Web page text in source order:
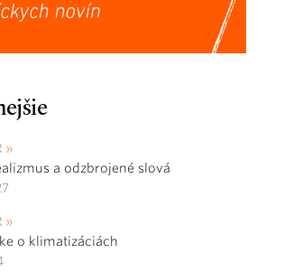
a odzbrojené slová
o klimatizáciách